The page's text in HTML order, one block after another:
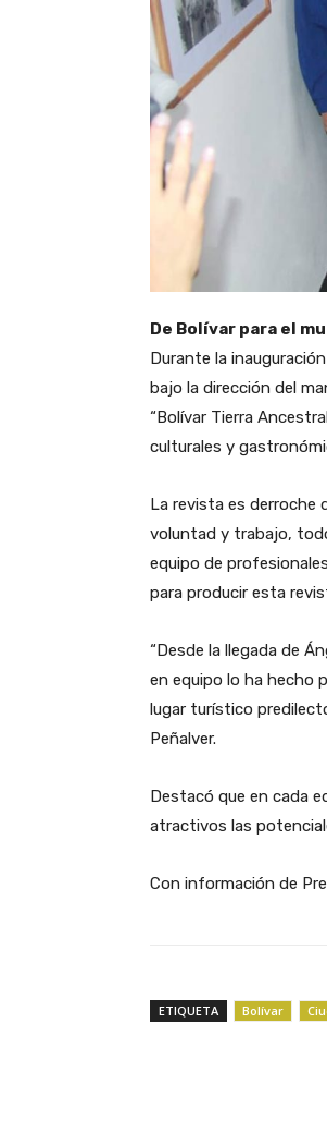
De Bolívar para el
Durante la
bajo la dirección del
“Bolívar Tierra
culturales y
La revista es derroche
voluntad y trabajo,
equipo de
para producir esta
“Desde la llegada de
en equipo lo ha hecho
lugar turístico
Peñalver.
Destacó que en cada
atractivos las
Con información de
ETIQUETA Bolívar